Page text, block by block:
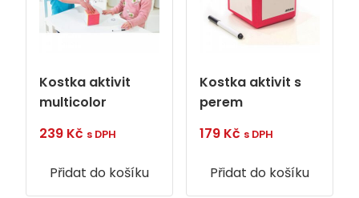
Kostka aktivit
multicolor
239 Kč s DPH
Přidat do košíku
Kostka aktivit s
perem
179 Kč s DPH
Přidat do košíku